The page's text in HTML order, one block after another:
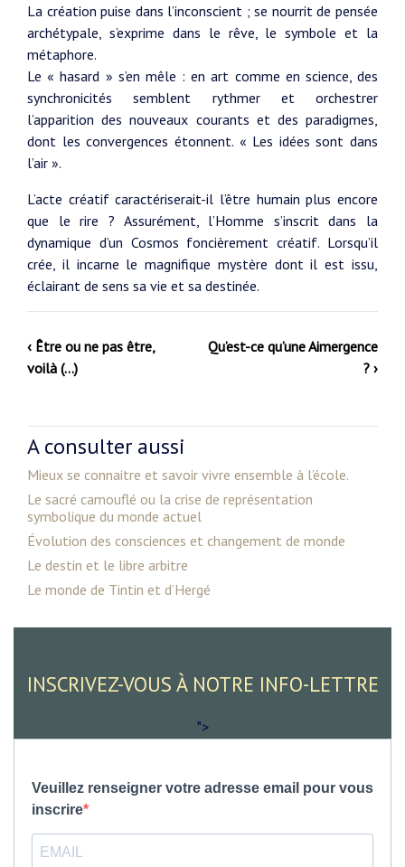
La création puise dans l’inconscient ; se nourrit de pensée
archétypale, s’exprime dans le rêve, le symbole et la
métaphore.
Le « hasard » s’en mêle : en art comme en science, des
synchronicités semblent rythmer et orchestrer
l’apparition des nouveaux courants et des paradigmes,
dont les convergences étonnent. « Les idées sont dans
l’air ».
L’acte créatif caractériserait-il l’être humain plus encore
que le rire ? Assurément, l’Homme s’inscrit dans la
dynamique d’un Cosmos foncièrement créatif. Lorsqu’il
crée, il incarne le magnifique mystère dont il est issu,
éclairant de sens sa vie et sa destinée.
‹ Être ou ne pas être,
voilà (…)
Qu’est-ce qu’une Aimergence
? ›
A consulter aussi
Mieux se connaitre et savoir vivre ensemble à l’école.
Le sacré camouflé ou la crise de représentation
symbolique du monde actuel
Évolution des consciences et changement de monde
Le destin et le libre arbitre
Le monde de Tintin et d’Hergé
INSCRIVEZ-VOUS À NOTRE INFO-LETTRE
">
Veuillez renseigner votre adresse email pour vous
inscrire